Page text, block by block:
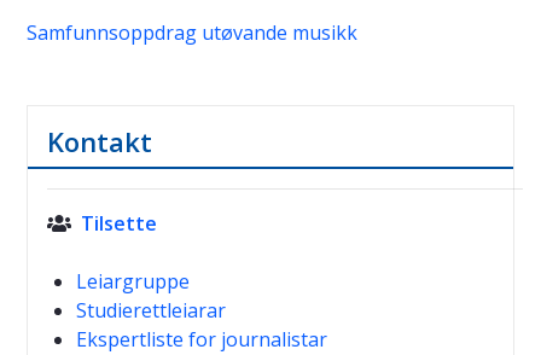
Samfunnsoppdrag utøvande musikk
Kontakt
 Tilsette
Leiargruppe
Studierettleiarar
Ekspertliste for journalistar